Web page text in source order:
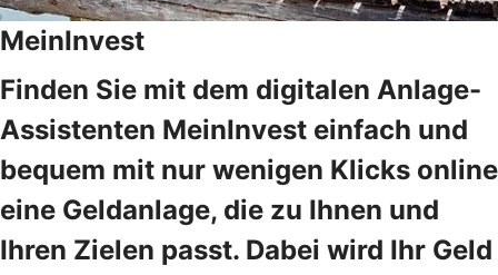
MeinInvest
Finden Sie mit dem digitalen Anlage-
Assistenten MeinInvest einfach und
bequem mit nur wenigen Klicks online
eine Geldanlage, die zu Ihnen und
Ihren Zielen passt. Dabei wird Ihr Geld